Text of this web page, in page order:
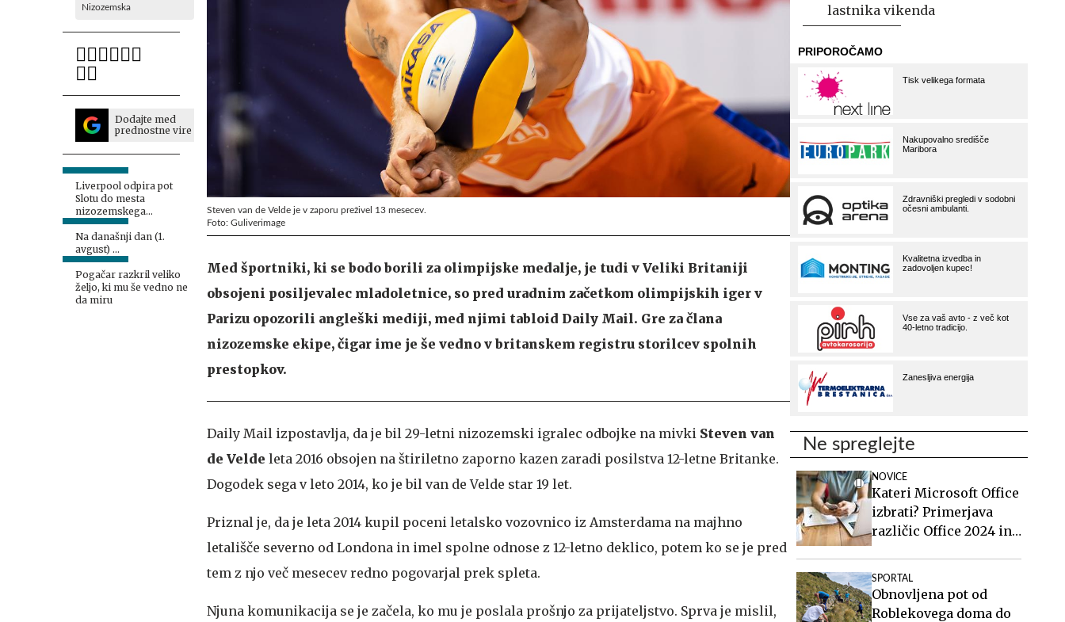
Nizozemska
Dodajte med
prednostne vire
Liverpool odpira pot
Slotu do mesta
nizozemskega
selektorja
Na današnji dan (1.
avgust) …
Pogačar razkril veliko
željo, ki mu še vedno ne
da miru
Steven van de Velde je v zaporu preživel 13 mesecev.
Foto: Guliverimage
Med športniki, ki se bodo borili za olimpijske medalje, je tudi v Veliki Britaniji
obsojeni posiljevalec mladoletnice, so pred uradnim začetkom olimpijskih iger v
Parizu opozorili angleški mediji, med njimi tabloid Daily Mail. Gre za člana
nizozemske ekipe, čigar ime je še vedno v britanskem registru storilcev spolnih
prestopkov.
Daily Mail izpostavlja, da je bil 29-letni nizozemski igralec odbojke na mivki Steven van
de Velde leta 2016 obsojen na štiriletno zaporno kazen zaradi posilstva 12-letne Britanke.
Dogodek sega v leto 2014, ko je bil van de Velde star 19 let.
Priznal je, da je leta 2014 kupil poceni letalsko vozovnico iz Amsterdama na majhno
letališče severno od Londona in imel spolne odnose z 12-letno deklico, potem ko se je pred
tem z njo več mesecev redno pogovarjal prek spleta.
Njuna komunikacija se je začela, ko mu je poslala prošnjo za prijateljstvo. Sprva je mislil,
lastnika vikenda
Ne spreglejte
NOVICE
Kateri Microsoft Office
izbrati? Primerjava
različic Office 2024 in
SPORTAL
Obnovljena pot od
Roblekovega doma do